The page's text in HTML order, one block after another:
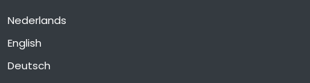
Nederlands
English
Deutsch